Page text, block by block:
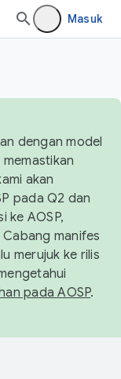
Masuk
dengan model
akan
pada Q2 dan
ke AOSP,
Cabang manifes
merujuk ke rilis
pada AOSP.